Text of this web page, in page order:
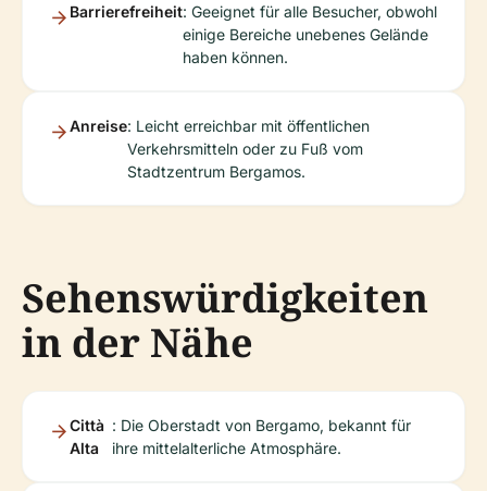
Barrierefreiheit: Geeignet für alle Besucher, obwohl
einige Bereiche unebenes Gelände
haben können.
Anreise: Leicht erreichbar mit öffentlichen
Verkehrsmitteln oder zu Fuß vom
Stadtzentrum Bergamos.
Sehenswürdigkeiten
in der Nähe
Città
Alta
: Die Oberstadt von Bergamo, bekannt für
ihre mittelalterliche Atmosphäre.